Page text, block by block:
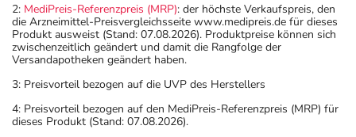
2: MediPreis-Referenzpreis (MRP): der höchste Verkaufspreis, den
die Arzneimittel-Preisvergleichsseite www.medipreis.de für dieses
Produkt ausweist (Stand: 07.08.2026). Produktpreise können sich
zwischenzeitlich geändert und damit die Rangfolge der
Versandapotheken geändert haben.
3: Preisvorteil bezogen auf die UVP des Herstellers
4: Preisvorteil bezogen auf den MediPreis-Referenzpreis (MRP) für
dieses Produkt (Stand: 07.08.2026).